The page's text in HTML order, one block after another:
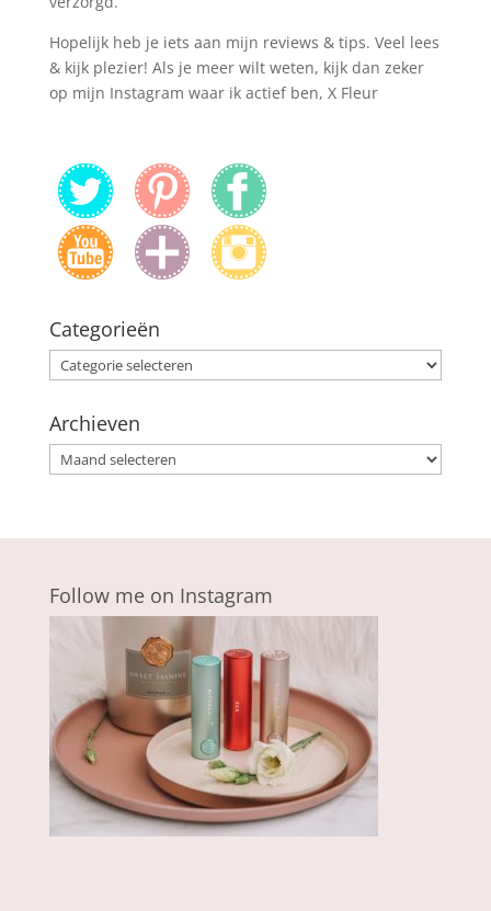
Hopelijk heb je iets aan mijn reviews & tips. Veel lees
& kijk plezier! Als je meer wilt weten, kijk dan zeker
op mijn Instagram waar ik actief ben, X Fleur
Categorieën
Categorieën
Archieven
Archieven
Follow me on Instagram